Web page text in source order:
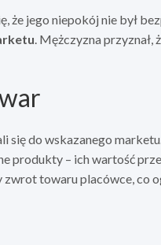
że jego niepokój nie był
. Mężczyzna przyznał,
się do wskazanego
produkty – ich wartość
towaru placówce, co